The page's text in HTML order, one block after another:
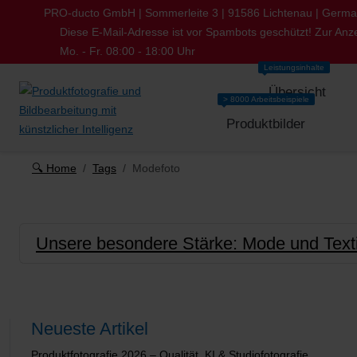
PRO-ducto GmbH | Sommerleite 3 | 91586 Lichtenau |
Diese E-Mail-Adresse ist vor Spambots geschützt! Zur
Mo. - Fr. 08:00 - 18:00 Uhr
Übersicht
Leistungsinhalte
Produktbilder
> 8000 Arbeitsbeispiele
🔍 Home Tags Modefoto
Unsere besondere Stärke: Mode und
Neueste Artikel